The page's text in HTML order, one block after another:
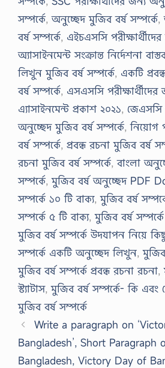
সম্পর্কে,অনুচ্ছেদ মুজিব বর্ষ সম্পর্কে,
বর্ষ সম্পর্কে, এইচএসসি
অ্যাসাইনমেন্ট সংক্রান্ত নির্দেশনা
লিখুন মুজিব বর্ষ সম্পর্কে, একটি
বর্ষ সম্পর্কে, এসএসসি পরীক্ষার্থীদের
এ্যাসাইনমেন্ট প্রকাশ ২০২১, জেএসসি
অনুচ্ছেদ মুজিব বর্ষ সম্পর্কে,নিয়োগ
বর্ষ সম্পর্কে, প্রবন্ধ রচনা মুজিব বর্ষ
রচনা মুজিব বর্ষ সম্পর্কে,বাংলা
সম্পর্কে,মুজিব বর্ষ অনুচ্ছেদ PDF
সম্পর্কে ১০ টি বাক্য,মুজিব বর্ষ
সম্পর্কে ৫ টি বাক্য,মুজিব বর্ষ
মুজিব বর্ষ সম্পর্কে উদযাপন নিয়ে
সম্পর্কে একটি অনুচ্ছেদ লিখুন,
মুজিব বর্ষ সম্পর্কে প্রবন্ধ রচনা রচনা,
স্ট্যাটাস,মুজিব বর্ষ সম্পর্কে- কি এবং
মুজিব বর্ষ সম্পর্কে
Write a paragraph on
Bangladesh’, Short
Bangladesh, Victory Day of